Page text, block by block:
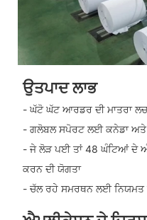
ਉਤਪਾਦ ਲਾਭ
- ਘੱਟੋ ਘੱਟ ਆਰਡਰ ਦੀ ਮਾਤਰਾ
- ਗਲੋਬਲ ਸਪੋਰਟ ਲਈ ਕਨੇਡਾ ਅਤੇ
- ਜੇ ਲੋੜ ਪਈ ਤਾਂ 48 ਘੰਟਿਆਂ ਦੇ
ਕਰਨ ਦੀ ਯੋਗਤਾ
- ਚੱਲ ਰਹੇ ਸਮਰਥਨ ਲਈ ਨਿਯਮਤ